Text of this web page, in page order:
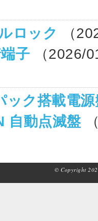
ロック
（
子 （2026/
ック搭載電
自動点滅盤
© Copyright